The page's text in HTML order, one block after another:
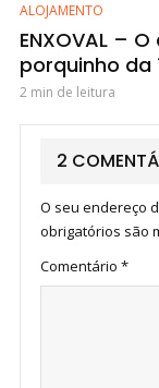
ALOJAMENTO
ENXOVAL –
porquinho da
2 min de leitura
2
O seu endereço
obrigatórios são
Comentário *